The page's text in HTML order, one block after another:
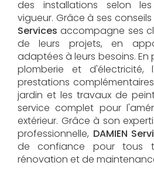
des installations selon
vigueur. Grâce à ses
Services accompagne ses
de leurs projets, en
adaptées à leurs besoins. En
plomberie et d'électricité,
prestations
jardin et les travaux de
service complet pour
extérieur. Grâce à son
professionnelle, DAMIEN
de confiance pour tous
rénovation et de